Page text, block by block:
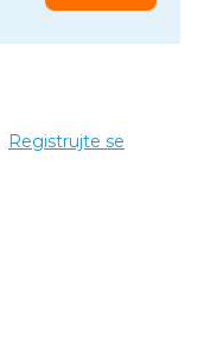
Registrujte se